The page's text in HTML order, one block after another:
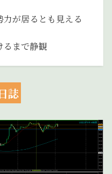
が居るとも見える
るまで静観
誌